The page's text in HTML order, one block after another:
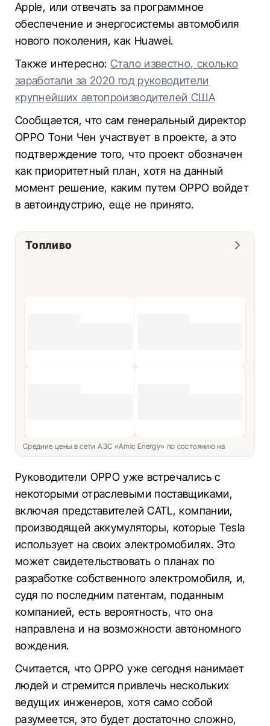
Apple, или отвечать за программное
обеспечение и энергосистемы автомобиля
нового поколения, как Huawei.
Также интересно:Стало известно, сколько
заработали за 2020 год руководители
крупнейших автопроизводителей США
Сообщается, что сам генеральный директор
OPPO Тони Чен участвует в проекте, а это
подтверждение того, что проект обозначен
как приоритетный план, хотя на данный
момент решение, каким путем OPPO войдет
в автоиндустрию, еще не принято.
Топливо
Средние цены в сети АЗС «Amic Energy» по состоянию на
Руководители OPPO уже встречались с
некоторыми отраслевыми поставщиками,
включая представителей CATL, компании,
производящей аккумуляторы, которые Tesla
использует на своих электромобилях. Это
может свидетельствовать о планах по
разработке собственного электромобиля, и,
судя по последним патентам, поданным
компанией, есть вероятность, что она
направлена и на возможности автономного
вождения.
Считается, что OPPO уже сегодня нанимает
людей и стремится привлечь нескольких
ведущих инженеров, хотя само собой
разумеется, это будет достаточно сложно,